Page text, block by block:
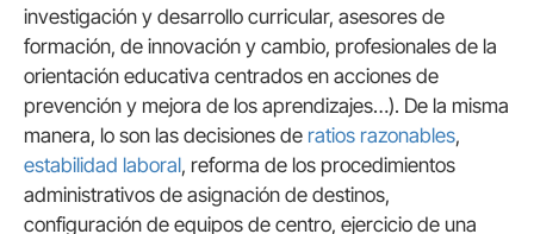
investigación y desarrollo curricular, asesores de
formación, de innovación y cambio, profesionales de la
orientación educativa centrados en acciones de
prevención y mejora de los aprendizajes…). De la misma
manera, lo son las decisiones de ratios razonables,
estabilidad laboral, reforma de los procedimientos
administrativos de asignación de destinos,
configuración de equipos de centro, ejercicio de una